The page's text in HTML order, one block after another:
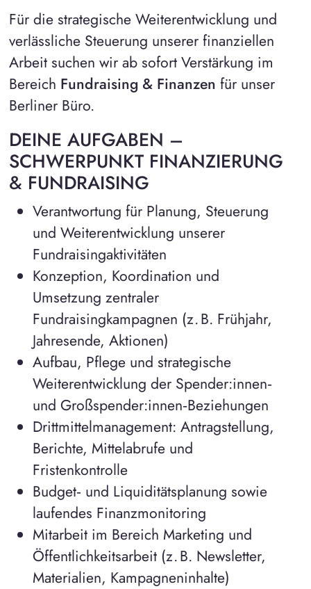
Für die strategische Weiterentwicklung und
verlässliche Steuerung unserer finanziellen
Arbeit suchen wir ab sofort Verstärkung im
Bereich Fundraising & Finanzen für unser
Berliner Büro.
DEINE AUFGABEN –
SCHWERPUNKT FINANZIERUNG
& FUNDRAISING
Verantwortung für Planung, Steuerung
und Weiterentwicklung unserer
Fundraisingaktivitäten
Konzeption, Koordination und
Umsetzung zentraler
Fundraisingkampagnen (z. B. Frühjahr,
Jahresende, Aktionen)
Aufbau, Pflege und strategische
Weiterentwicklung der Spender:innen‑
und Großspender:innen‑Beziehungen
Drittmittelmanagement: Antragstellung,
Berichte, Mittelabrufe und
Fristenkontrolle
Budget‑ und Liquiditätsplanung sowie
laufendes Finanzmonitoring
Mitarbeit im Bereich Marketing und
Öffentlichkeitsarbeit (z. B. Newsletter,
Materialien, Kampagneninhalte)